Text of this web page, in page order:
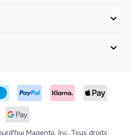
Magento, Inc. Tous droits